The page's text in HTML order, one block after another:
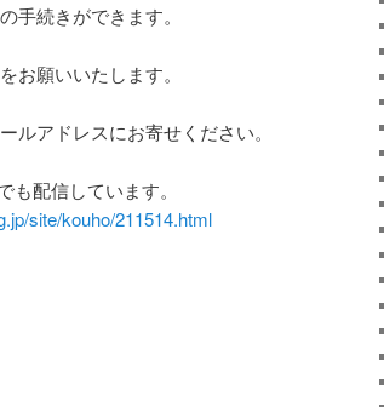
手続きができます。
お願いいたします。
アドレスにお寄せください。
配信しています。
site/kouho/211514.html